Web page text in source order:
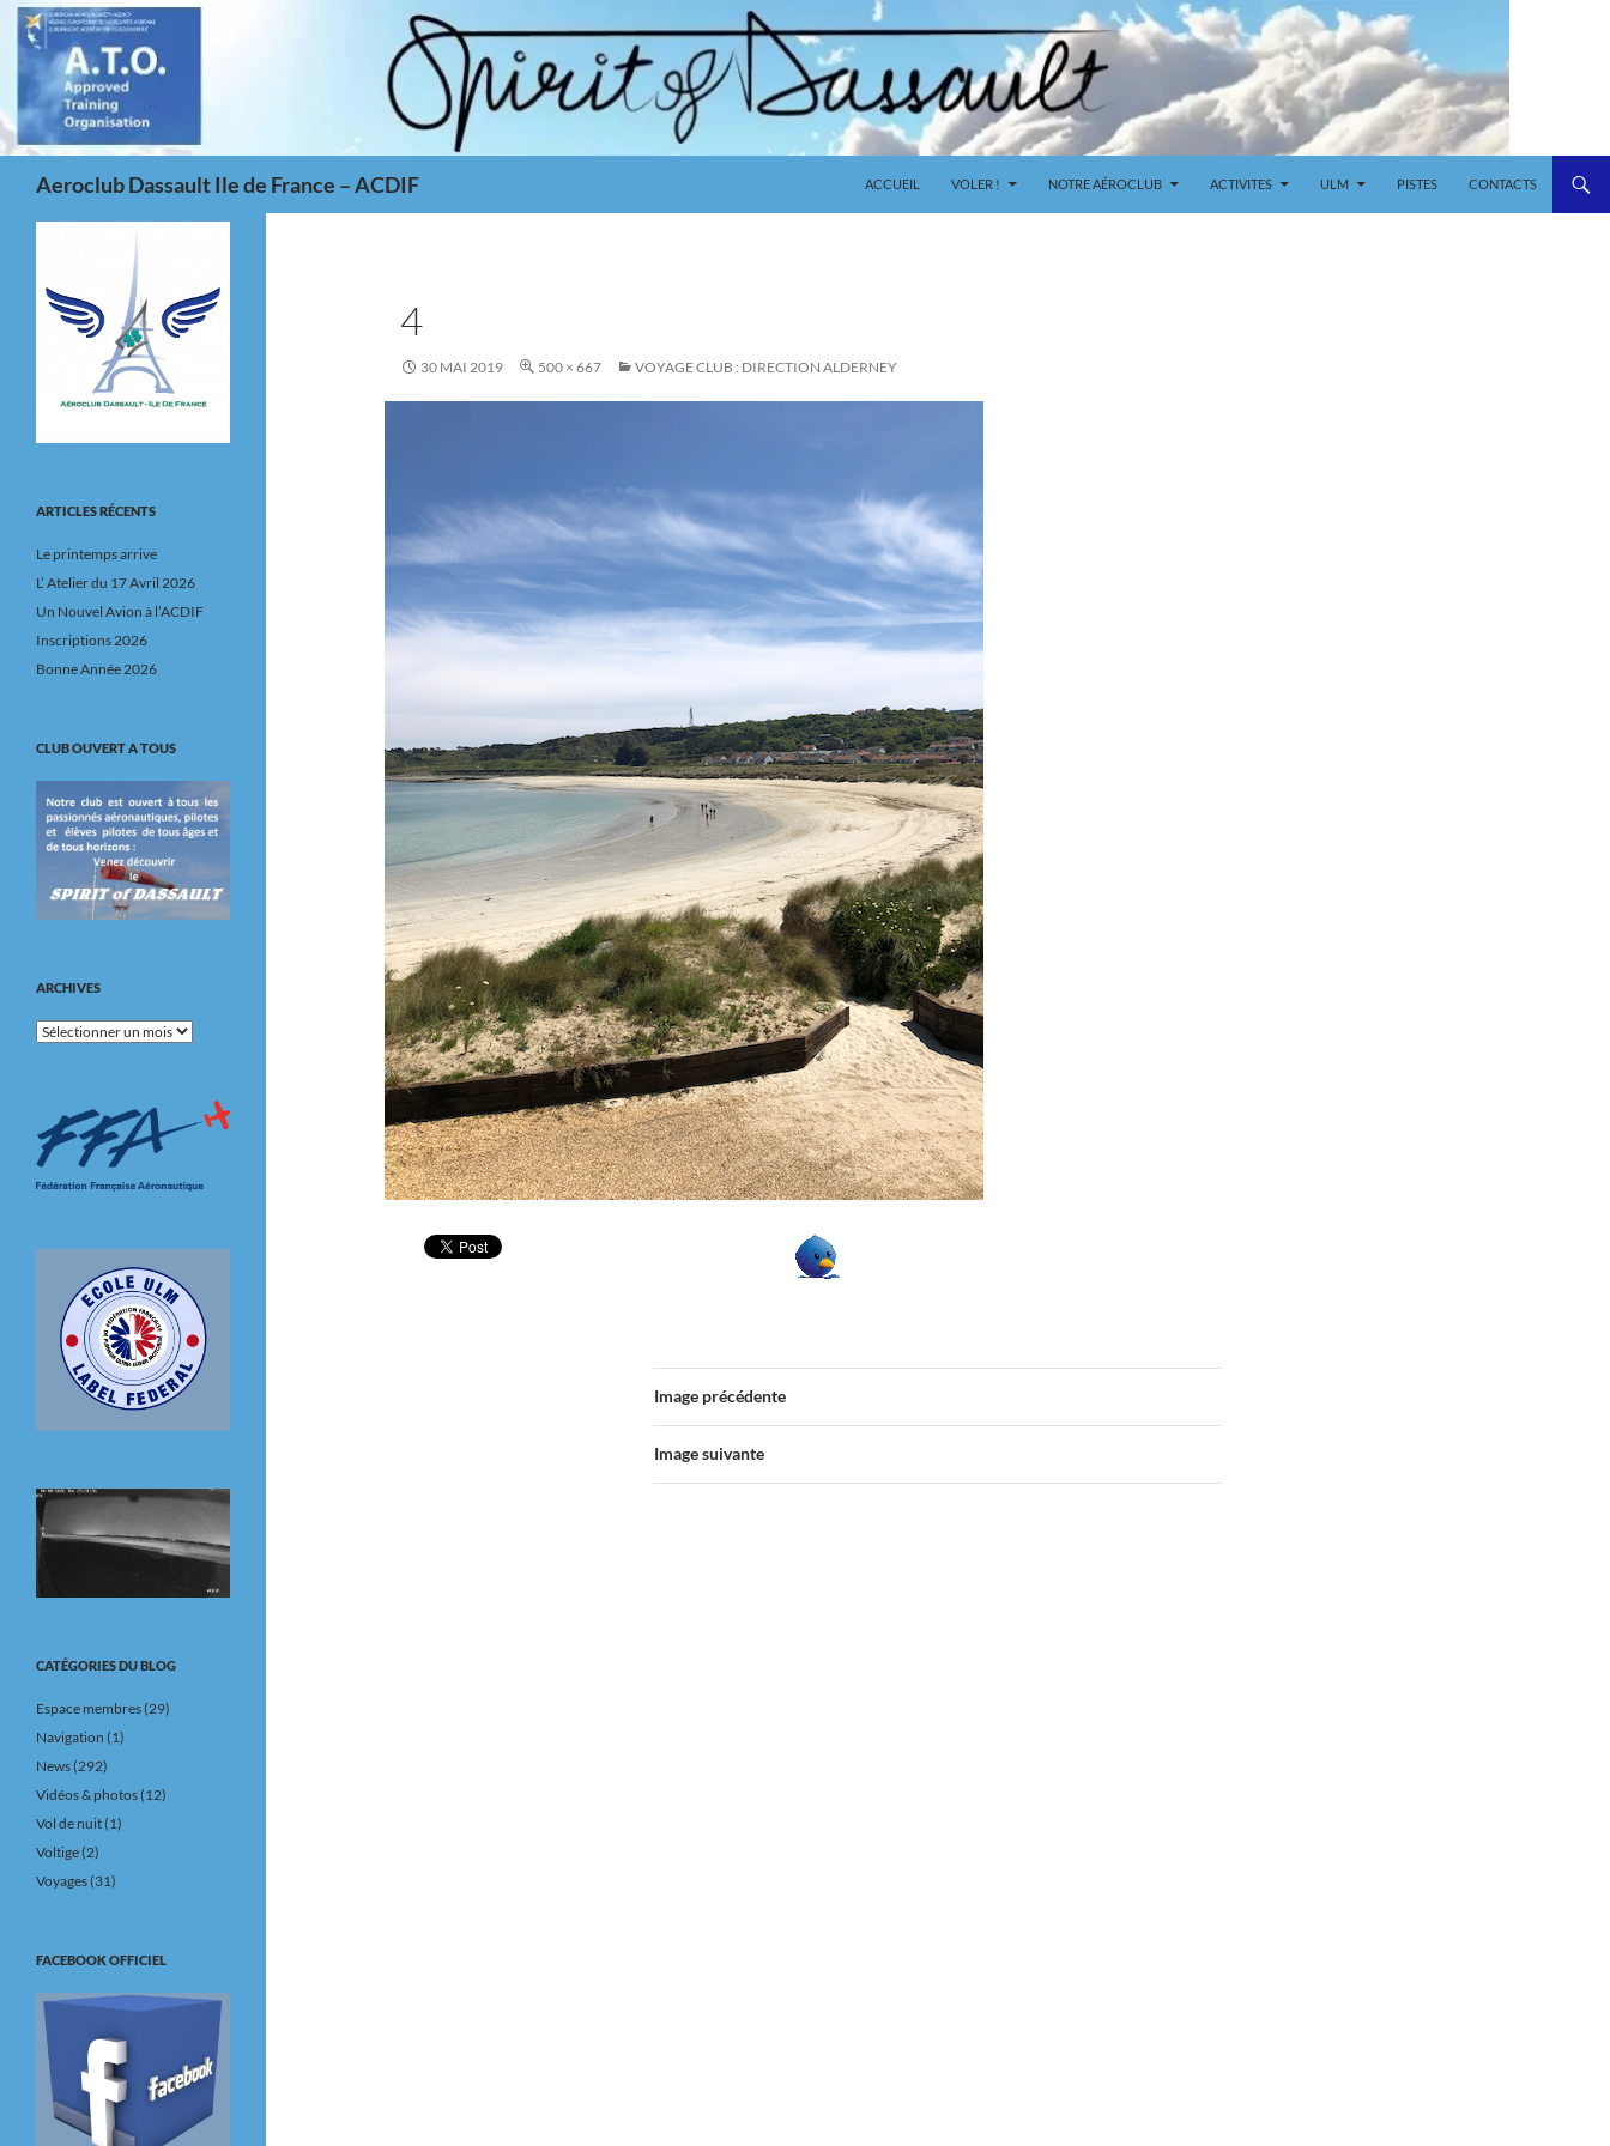
Aller
contenu
Aeroclub Dassault Ile de France – ACDIF ACCUEIL VOLER ! NOTRE AÉROCLUB ACTIVITES ULM PISTES CONTACTS
4
30 MAI 2019 500 × 667 VOYAGE CLUB : DIRECTION ALDERNEY
Image précédente
Image suivante
ARTICLES RÉCENTS
Le printemps arrive
L’ Atelier du 17 Avril 2026
Un Nouvel Avion à l’ACDIF
Inscriptions 2026
Bonne Année 2026
CLUB OUVERT A TOUS
ARCHIVES
Archives
CATÉGORIES DU BLOG
Espace membres(29)
Navigation (1)
News(292)
Vidéos & photos(12)
Vol de nuit(1)
Voltige(2)
Voyages(31)
FACEBOOK OFFICIEL